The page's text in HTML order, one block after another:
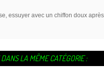
essuyer avec un chiffon doux
LA MÊME CATÉGORIE :